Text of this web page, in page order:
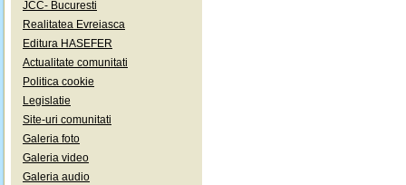
JCC- Bucuresti
Realitatea Evreiasca
Editura HASEFER
Actualitate comunitati
Politica cookie
Legislatie
Site-uri comunitati
Galeria foto
Galeria video
Galeria audio